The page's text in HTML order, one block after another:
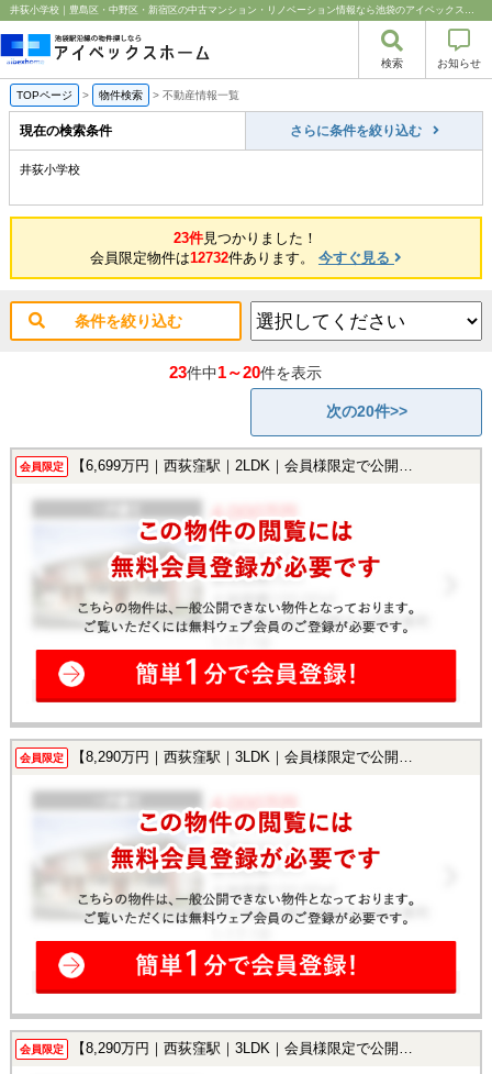
井荻小学校｜豊島区・中野区・新宿区の中古マンション・リノベーション情報なら池袋のアイベックスホーム！
検索 お知らせ
TOPページ > 物件検索 > 不動産情報一覧
現在の検索条件 さらに条件を絞り込む
井荻小学校
23件見つかりました！
会員限定物件は12732件あります。 今すぐ見る
条件を絞り込む
23件中1～20件を表示
次の20件>>
会員限定 【6,699万円｜西荻窪駅｜2LDK｜会員様限定で公開中！】
会員限定 【8,290万円｜西荻窪駅｜3LDK｜会員様限定で公開中！】
会員限定 【8,290万円｜西荻窪駅｜3LDK｜会員様限定で公開中！】